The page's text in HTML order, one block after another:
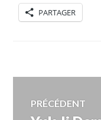
PARTAGER
PRÉCÉDENT